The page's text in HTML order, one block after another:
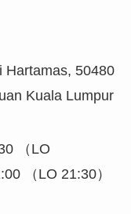
Hartamas, 50480
Kuala Lumpur
（LO
（LO 21:30）